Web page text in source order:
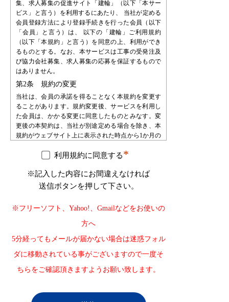
集、求人募集の促進サイト「建輪」（以下「本サー
ビス」と言う）を利用するにあたり、 当社が定める
会員登録方法により登録手続きを行った会員（以下
「会員」と言う）は、 以下の「建輪」ご利用規約
（以下「本規約」と言う）を同意の上、利用ができ
るものとする。なお、本サービスは工事の受発注及
び協力会社募集、求人募集の応募を保証するもので
はありません。
第2条 規約の変更
当社は、会員の承諾を得ることなく本規約を変更す
ることがあります。規約変更後、サービスを利用し
た会員は、かかる変更に同意したものとみなす。変
更後の本契約は、当社が別途定める場合を除き、本
規約がウェブサイト上に表示された時点から1か月の
の責任において、確認するものとします。会員は、
立てることはできないものとします。
第3条 会員登録
り申し込みを行うものとします。会員登録の申込み
を受け、必要な審査・手続等を経た後で会員として
承認します。会員は、登録の時点で本規約の内容を
承諾したものとみなします。
第4条 会員登録の不承認
当社は登録審査の結果、登録申込をした自然人・法
人・団体・組織等が以下の何れかに該当することが
登録を承認しない場合があります。また、承認後に
利用規約に同意する*
※記入した内容にお間違えなければ
送信ボタンを押して下さい。
※フリーソフト、Yahoo!、Gmailなどをお使いの
方へ
5分経ってもメールが届かない場合は迷惑フォル
ダに移動されている事がございますので一度そ
ちらをご確認頂きますようお願い致します。